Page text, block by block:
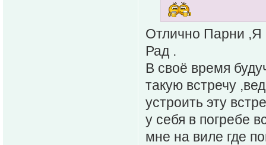
Отлично Парни ,Я
Рад .
В своё время
такую встречу
устроить эту
у себя в погребе
мне на виле где